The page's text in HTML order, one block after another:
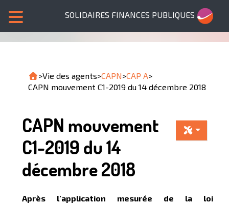
SOLIDAIRES FINANCES PUBLIQUES
>Vie des agents>CAPN>CAP A>
CAPN mouvement C1-2019 du 14 décembre 2018
CAPN mouvement
C1-2019 du 14
décembre 2018
Après l'application mesurée de la loi